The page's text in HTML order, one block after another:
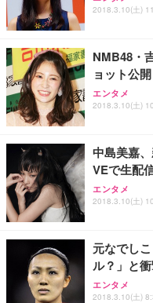
2018.3.10(土)
NMB48・
ョット公開
エンタメ
2018.3.10(土)
中島美嘉
VEで生配
エンタメ
2018.3.10(土)
元なでし
ル？」と
エンタメ
2018.3.10(土)